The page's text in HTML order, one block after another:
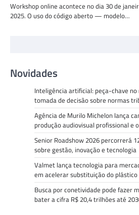
Workshop online acontece no dia 30 de
2025. O uso do código aberto — modelo…
Novidades
Inteligência artificial: peça-chave
tomada de decisão sobre normas
Agência de Murilo Michelon lança
produção audiovisual profissional e
Senior Roadshow 2026 percorrerá
sobre gestão, inovação e tecnologia
Valmet lança tecnologia para
em acelerar substituição do plástico
Busca por conetividade pode fazer
bater a cifra R$ 20,4 trilhões até